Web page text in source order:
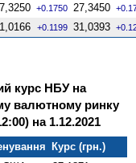
+0.1750 27,3450
+0.1199 31,0393
курс НБУ на
валютному ринку
на 1.12.2021
Курс (грн.)